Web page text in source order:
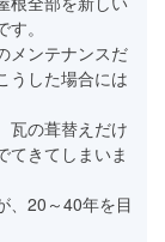
。
メンテナンスだ
うした場合には
瓦の葺替えだけ
てきてしまいま
、20～40年を目